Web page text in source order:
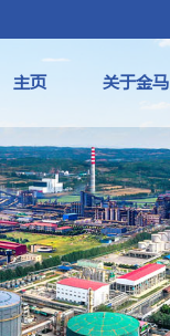
主页 关于金马